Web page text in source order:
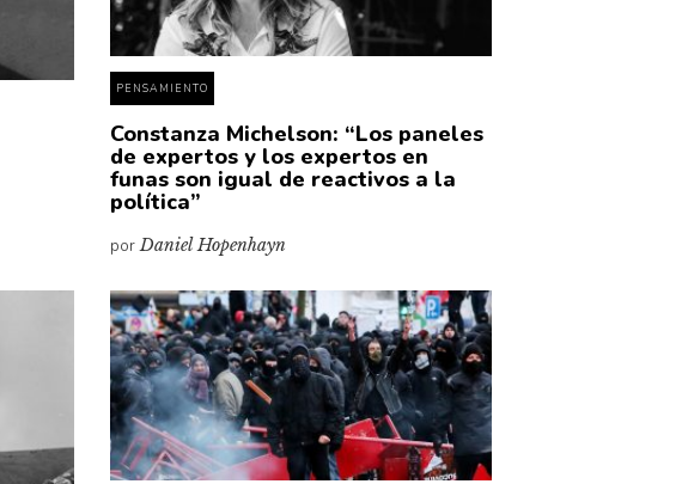
PENSAMIENTO
Constanza Michelson: “Los paneles
de expertos y los expertos en
funas son igual de reactivos a la
política”
porDaniel Hopenhayn